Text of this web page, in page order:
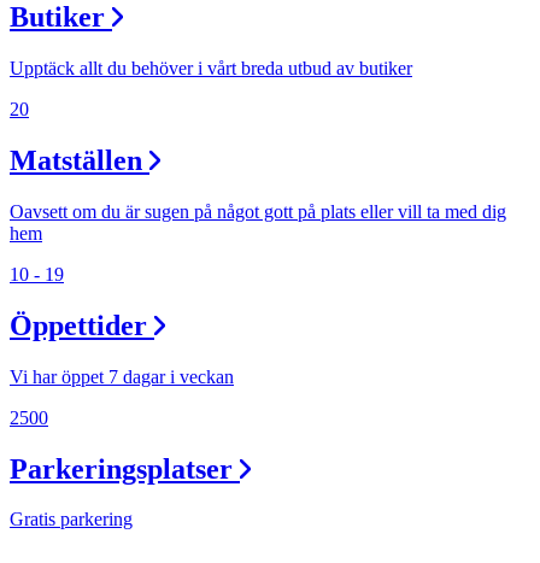
Butiker
Upptäck allt du behöver i vårt breda utbud av butiker
20
Matställen
Oavsett om du är sugen på något gott på plats eller vill ta med dig
hem
10 - 19
Öppettider
Vi har öppet 7 dagar i veckan
2500
Parkeringsplatser
Gratis parkering